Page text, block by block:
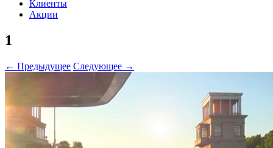
Клиенты
Акции
1
← Предыдущее Следующее →